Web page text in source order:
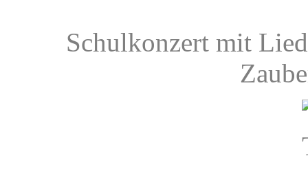
Schulkonzert mit